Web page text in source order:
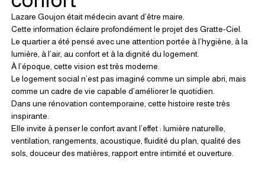
Lazare Goujon était médecin avant d’être maire.
Cette information éclaire profondément le projet des Gratte-Ciel.
Le quartier a été pensé avec une attention portée à l’hygiène, à la
lumière, à l’air, au confort et à la dignité du logement.
À l’époque, cette vision est très moderne.
Le logement social n’est pas imaginé comme un simple abri, mais
comme un cadre de vie capable d’améliorer le quotidien.
Dans une rénovation contemporaine, cette histoire reste très
inspirante.
Elle invite à penser le confort avant l’effet : lumière naturelle,
ventilation, rangements, acoustique, fluidité du plan, qualité des
sols, douceur des matières, rapport entre intimité et ouverture.